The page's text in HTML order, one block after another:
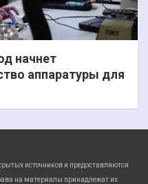
начнет
аппаратуры для
источников и предоставляются
на материалы принадлежат их